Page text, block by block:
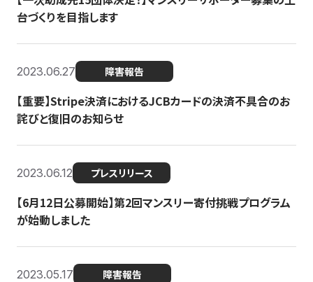
台づくりを目指します
2023.06.27 障害報告
【重要】Stripe決済におけるJCBカードの決済不具合のお
詫びと復旧のお知らせ
2023.06.12 プレスリリース
【6月12日公募開始】第2回マンスリー寄付挑戦プログラム
が始動しました
2023.05.17 障害報告